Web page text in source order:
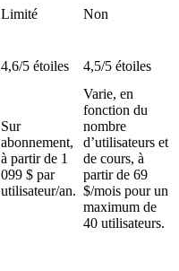
Limité Non
4,6/5 étoiles 4,5/5 étoiles
Sur
abonnement,
à partir de 1
099 $ par
utilisateur/an.
Varie, en
fonction du
nombre
d’utilisateurs et
de cours, à
partir de 69
$/mois pour un
maximum de
40 utilisateurs.